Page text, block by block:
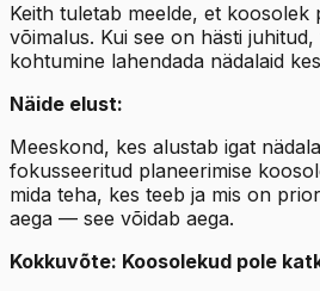
Keith tuletab meelde, et koosolek
võimalus. Kui see on hästi
kohtumine lahendada nädalaid
Näide elust:
Meeskond, kes alustab igat
fokusseeritud planeerimise
mida teha, kes teeb ja mis on
aega — see võidab aega.
Kokkuvõte: Koosolekud pole